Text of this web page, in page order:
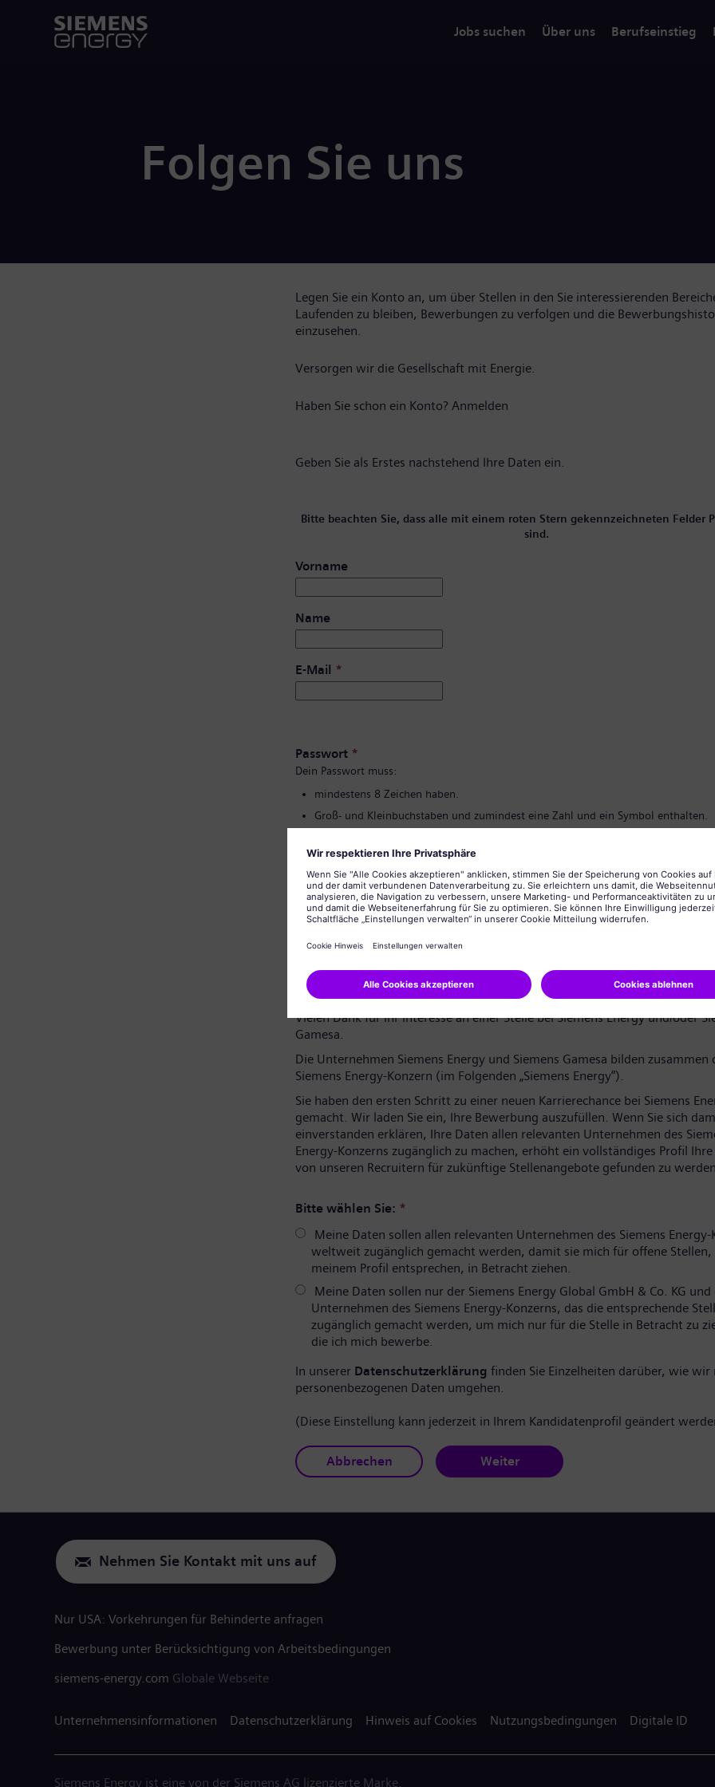
Jobs suchen Über uns Berufseinstieg
Folgen Sie uns
Legen Sie ein Konto an, um über Stellen in den Sie interessierenden
Laufenden zu bleiben, Bewerbungen zu verfolgen und die
einzusehen.
Versorgen wir die Gesellschaft mit Energie.
Haben Sie schon ein Konto? Anmelden
Geben Sie als Erstes nachstehend Ihre Daten ein.
Bitte beachten Sie, dass alle mit einem roten Stern gekennzeichneten Felder
sind.
Vorname
Name
E-Mail *
Passwort *
Dein Passwort muss:
mindestens 8 Zeichen haben.
Groß- und Kleinbuchstaben und zumindest eine Zahl und ein Symbol enthalten.
keine allgemein üblichen Wörter enthalten.
Bestätigung des Passworts*
Datenschutzerklärung
Sehr geehrte Kandidatin, sehr geehrter Kandidat,
Vielen Dank für Ihr Interesse an einer Stelle bei Siemens Energy und/oder
Gamesa.
Die Unternehmen Siemens Energy und Siemens Gamesa bilden zusammen
Siemens Energy-Konzern (im Folgenden „Siemens Energy“).
Sie haben den ersten Schritt zu einer neuen Karrierechance bei Siemens
gemacht. Wir laden Sie ein, Ihre Bewerbung auszufüllen. Wenn Sie sich
einverstanden erklären, Ihre Daten allen relevanten Unternehmen des
Energy-Konzerns zugänglich zu machen, erhöht ein vollständiges Profil Ihre
von unseren Recruitern für zukünftige Stellenangebote gefunden zu
Bitte wählen Sie: *
Meine Daten sollen allen relevanten Unternehmen des Siemens Energy-
weltweit zugänglich gemacht werden, damit sie mich für offene Stellen,
meinem Profil entsprechen, in Betracht ziehen.
Meine Daten sollen nur der Siemens Energy Global GmbH & Co. KG und
Unternehmen des Siemens Energy-Konzerns, das die entsprechende
zugänglich gemacht werden, um mich nur für die Stelle in Betracht zu
die ich mich bewerbe.
In unserer Datenschutzerklärung finden Sie Einzelheiten darüber, wie wir
personenbezogenen Daten umgehen.
(Diese Einstellung kann jederzeit in Ihrem Kandidatenprofil geändert
Abbrechen Weiter
Nehmen Sie Kontakt mit uns auf
Nur USA: Vorkehrungen für Behinderte anfragen
Bewerbung unter Berücksichtigung von Arbeitsbedingungen
siemens-energy.com Globale Webseite
Unternehmensinformationen Datenschutzerklärung Hinweis auf Cookies Nutzungsbedingungen Digitale ID
Siemens Energy ist eine von der Siemens AG lizenzierte Marke.